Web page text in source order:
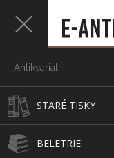
Antikvariát
STARÉ TISKY
BELETRIE